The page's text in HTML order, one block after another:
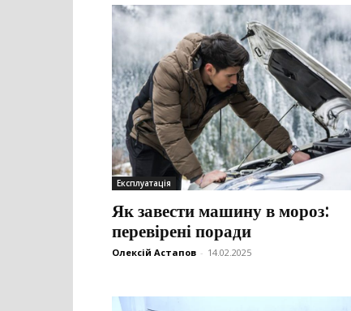
Експлуатація
Як завести машину в мороз:
перевірені поради
Олексій Астапов - 14.02.2025